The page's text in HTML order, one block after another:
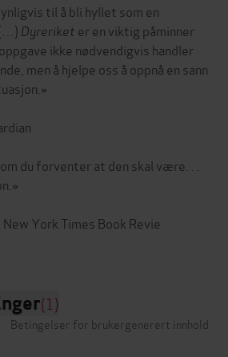
til å bli hyllet som en
Dyreriket er en viktig påminner
ikke nødvendigvis handler
men å hjelpe oss å oppnå en sann
du forventer at den skal være. . .
York Times Book Revie
(1)
Betingelser for brukergenerert innhold